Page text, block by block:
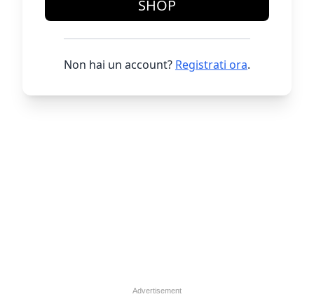
SHOP
Non hai un account? Registrati ora.